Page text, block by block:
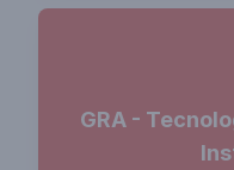
GRA -